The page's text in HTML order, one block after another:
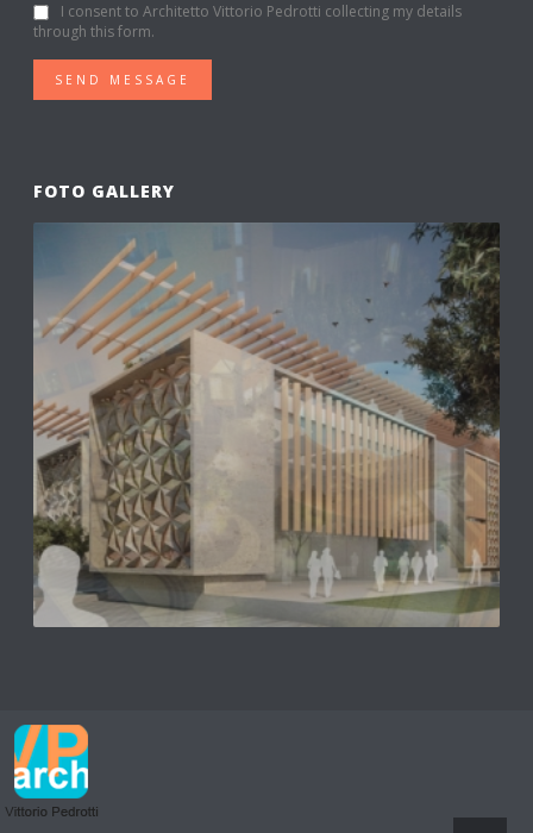
I consent to Architetto Vittorio Pedrotti collecting my details
through this form.
SEND MESSAGE
FOTO GALLERY